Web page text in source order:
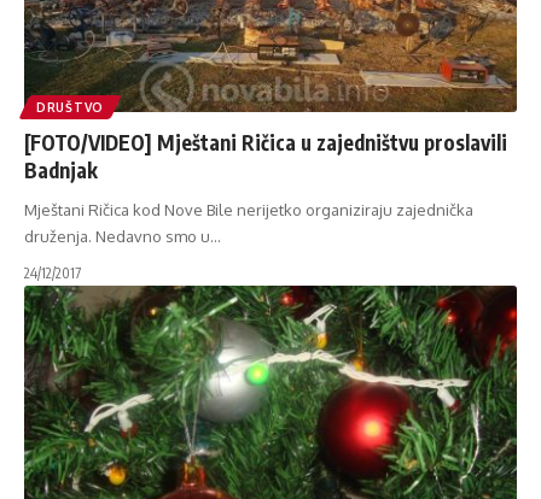
DRUŠTVO
[FOTO/VIDEO] Mještani Ričica u zajedništvu proslavili
Badnjak
Mještani Ričica kod Nove Bile nerijetko organiziraju zajednička
druženja. Nedavno smo u…
24/12/2017